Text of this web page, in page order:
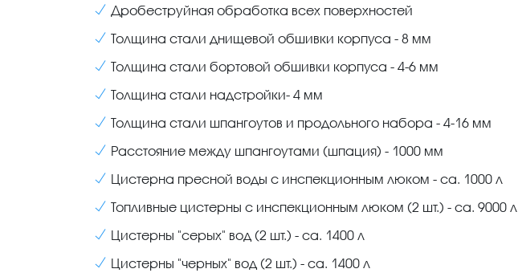
Дробеструйнaя обработка всех поверхностей
Толщина стали днищевой обшивки корпуса - 8 мм
Толщина стали бортовой обшивки корпуса - 4-6 мм
Толщина стали надстройки- 4 мм
Толщина стали шпангоутов и продольного набора - 4-16 мм
Расстояние между шпангоутами (шпация) - 1000 мм
Цистерна пресной воды с инспекционным люком - са. 1000 л
Топливные цистерны с инспекционным люком (2 шт.) - са. 9000 л
Цистерны "серых" вод (2 шт.) - са. 1400 л
Цистерны "черных" вод (2 шт.) - са. 1400 л